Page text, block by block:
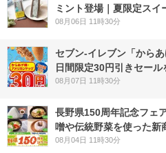
ミント登場｜夏限定スイ
08月06日 11時30分
セブン‐イレブン「から
日間限定30円引きセール
08月07日 11時30分
長野県150周年記念フェ
噌や伝統野菜を使った新
08月04日 11時30分